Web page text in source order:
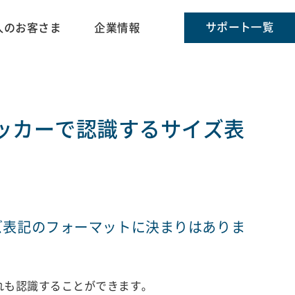
のお客さま 企業情報 サポート一覧
カーで認識するサイズ表
記のフォーマットに決まりはありま
認識することができます。